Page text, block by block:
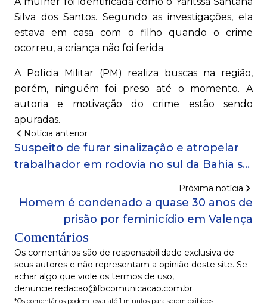
Silva dos Santos. Segundo as investigações, ela
estava em casa com o filho quando o crime
ocorreu, a criança não foi ferida.
A Polícia Militar (PM) realiza buscas na região,
porém, ninguém foi preso até o momento. A
autoria e motivação do crime estão sendo
apuradas.
Notícia anterior
Suspeito de furar sinalização e atropelar
trabalhador em rodovia no sul da Bahia se
Próxima notícia
Homem é condenado a quase 30 anos de
prisão por feminicídio em Valença
Comentários
Os comentários são de responsabilidade exclusiva de
seus autores e não representam a opinião deste site. Se
achar algo que viole os termos de uso,
denuncie:redacao@fbcomunicacao.com.br
*Os comentários podem levar até 1 minutos para serem exibidos